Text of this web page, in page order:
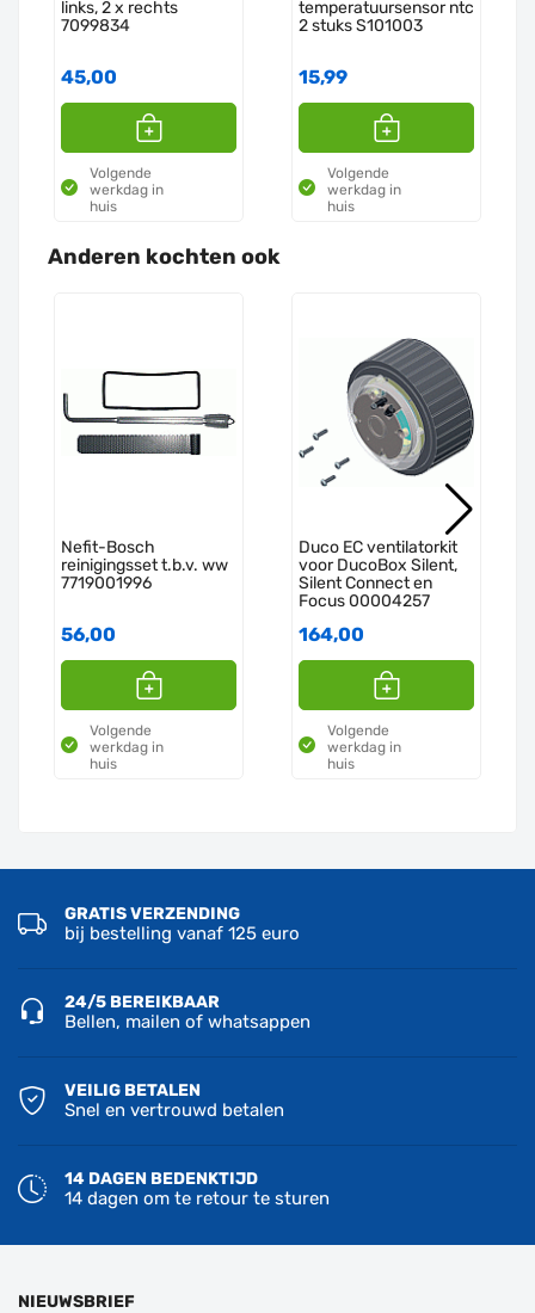
links, 2 x rechts
7099834
45,00
Volgende
werkdag in
huis
temperatuursensor ntc
2 stuks S101003
15,99
Volgende
werkdag in
huis
Anderen kochten ook
Nefit-Bosch
reinigingsset t.b.v. ww
7719001996
56,00
Volgende
werkdag in
huis
Duco EC ventilatorkit
voor DucoBox Silent,
Silent Connect en
Focus 00004257
164,00
Volgende
werkdag in
huis
GRATIS VERZENDING
bij bestelling vanaf 125 euro
24/5 BEREIKBAAR
Bellen, mailen of whatsappen
VEILIG BETALEN
Snel en vertrouwd betalen
14 DAGEN BEDENKTIJD
14 dagen om te retour te sturen
NIEUWSBRIEF